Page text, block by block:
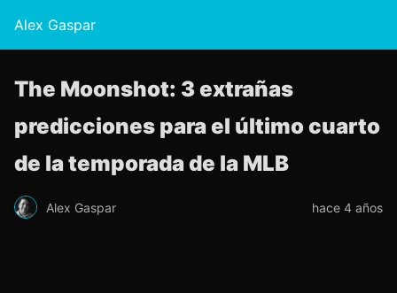
Alex Gaspar
The Moonshot: 3 extrañas
predicciones para el último cuarto
de la temporada de la MLB
Alex Gaspar hace 4 años